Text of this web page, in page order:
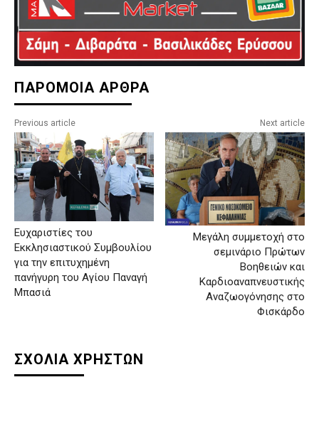
ΠΑΡΟΜΟΙΑ ΑΡΘΡΑ
Previous article
Ευχαριστίες του
Εκκλησιαστικού Συμβουλίου
για την επιτυχημένη
πανήγυρη του Αγίου Παναγή
Μπασιά
Next article
Μεγάλη συμμετοχή στο
σεμινάριο Πρώτων
Βοηθειών και
Καρδιοαναπνευστικής
Αναζωογόνησης στο
Φισκάρδο
ΣΧΟΛΙΑ ΧΡΗΣΤΩΝ